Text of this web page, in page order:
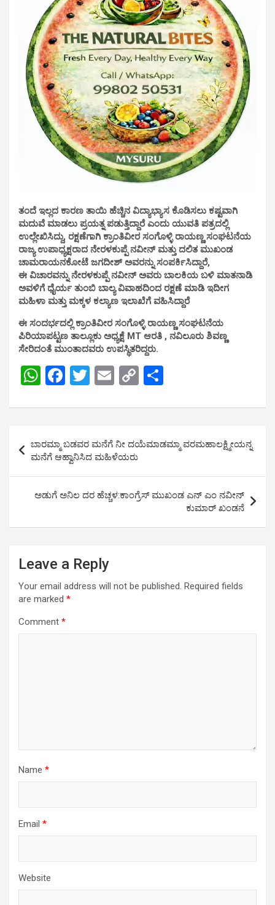
ತಂದೆ ಇಲ್ಲದ ಕಾರಣ ತಾಯಿ ಹೆಚ್ಚಿನ ವಿದ್ಯಾಭ್ಯಾಸ ಕೊಡಿಸಲು ಕಷ್ಟವಾಗಿ
ಮದುವೆ ಮಾಡಲು ಪ್ರಯತ್ನ ಪಡುತ್ತಿದ್ದಾರೆ ಎಂದು ಯುವತಿ ಪತ್ರದಲ್ಲಿ
ಉಲ್ಲೇಖಿಸಿದ್ದು, ರಕ್ಷಣೆಗಾಗಿ ಕ್ರಾಂತಿವೀರ ಸಂಗೊಳ್ಳಿ ರಾಯಣ್ಣ ಸಂಘಟನೆಯ
ರಾಜ್ಯ ಉಪಾಧ್ಯಕ್ಷರಾದ ನೇರಳಕುಪ್ಪೆ ನವೀನ್ ಮತ್ತು ದಲಿತ ಮುಖಂಡ
ಚಾಮರಾಯನಕೋಟೆ ಜಗದೀಶ್ ಅವರನ್ನು ಸಂಪರ್ಕಿಸಿದ್ದಾರೆ,
ಈ ವಿಚಾರವನ್ನು ನೇರಳಕುಪ್ಪೆ ನವೀನ್ ಅವರು ಬಾಲಕಿಯ ಬಳಿ ಮಾತನಾಡಿ
ಅವಳಿಗೆ ಧೈರ್ಯ ತುಂಬಿ ಬಾಲ್ಯ ವಿವಾಹದಿಂದ ರಕ್ಷಣೆ ಮಾಡಿ ಇದೀಗ
ಮಹಿಳಾ ಮತ್ತು ಮಕ್ಕಳ ಕಲ್ಯಾಣ ಇಲಾಖೆಗೆ ವಹಿಸಿದ್ದಾರೆ
ಈ ಸಂದರ್ಭದಲ್ಲಿ ಕ್ರಾಂತಿವೀರ ಸಂಗೊಳ್ಳಿ ರಾಯಣ್ಣ ಸಂಘಟನೆಯ
ಪಿರಿಯಾಪಟ್ಟಣ ತಾಲ್ಲೂಕು ಅಧ್ಯಕ್ಷೆ MT ಆರತಿ , ನವಿಲೂರು ಶಿವಣ್ಣ
ಸೇರಿದಂತೆ ಮುಂತಾದವರು ಉಪಸ್ಥಿತರಿದ್ದರು.
W
at
s
A
p
p
F
ce
o
o
k
T
tt
er
E
ail
C
py
Li
n
k
ar
e
navigation
ಬಾರಮ್ಮಾ ಬಡವರ ಮನೆಗೆ ನೀ ದಯೆಮಾಡಮ್ಮಾ ವರಮಹಾಲಕ್ಷ್ಮೀಯನ್ನ
ಮನೆಗೆ ಆಹ್ವಾನಿಸಿದ ಮಹಿಳೆಯರು
ಅಡುಗೆ ಅನಿಲ ದರ ಹೆಚ್ಚಳ:ಕಾಂಗ್ರೆಸ್ ಮುಖಂಡ ಎನ್ ಎಂ ನವೀನ್
ಕುಮಾರ್ ಖಂಡನೆ
Leave a Reply
Your email address will not be published. Required fields
are marked *
Comment *
Name *
Email *
Website